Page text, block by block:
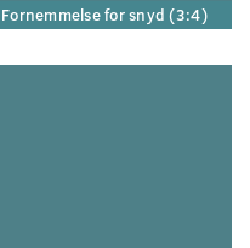
Fornemmelse for snyd (3:4)